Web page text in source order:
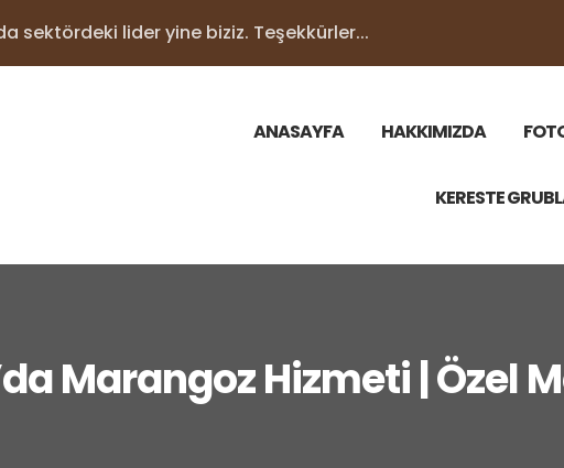
sektördeki lider yine biziz. Teşekkürler...
ANASAYFA HAKKIMIZDA
KERESTE
Marangoz Hizmeti | Özel